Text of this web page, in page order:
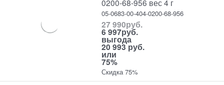
0200-68-956 вес 4 г
05-0683-00-404-0200-68-956
27 990руб.
6 997руб.
выгода
20 993 руб.
или
75%
Скидка 75%